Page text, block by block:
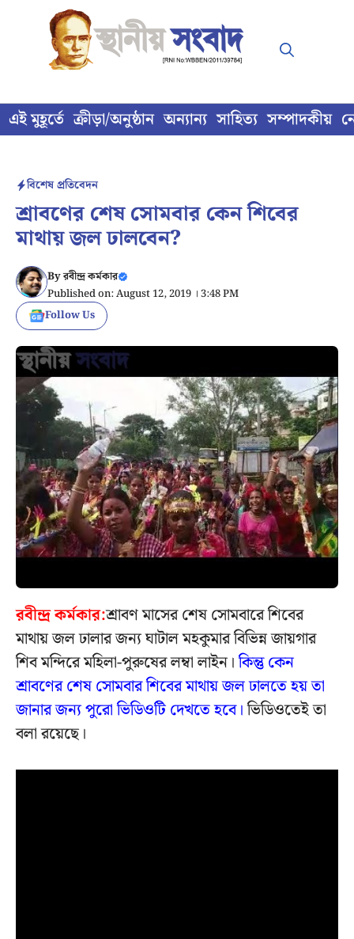
content
এই মুহূর্তে ক্রীড়া/অনুষ্ঠান অন্যান্য সাহিত্য সম্পাদকীয়
বিশেষ প্রতিবেদন
শ্রাবণের শেষ সোমবার কেন শিবের
মাথায় জল ঢালবেন?
Byরবীন্দ্র কর্মকার
Published on: August 12, 2019 । 3:48 PM
Follow Us
রবীন্দ্র কর্মকার:শ্রাবণ মাসের শেষ সোমবারে শিবের
মাথায় জল ঢালার জন্য ঘাটাল মহকুমার বিভিন্ন জায়গার
শিব মন্দিরে মহিলা-পুরুষের লম্বা লাইন।কিন্তু কেন
শ্রাবণের শেষ সোমবার শিবের মাথায় জল ঢালতে হয় তা
জানার জন্য পুরো ভিডিওটি দেখতে হবে।ভিডিওতেই তা
বলা রয়েছে।